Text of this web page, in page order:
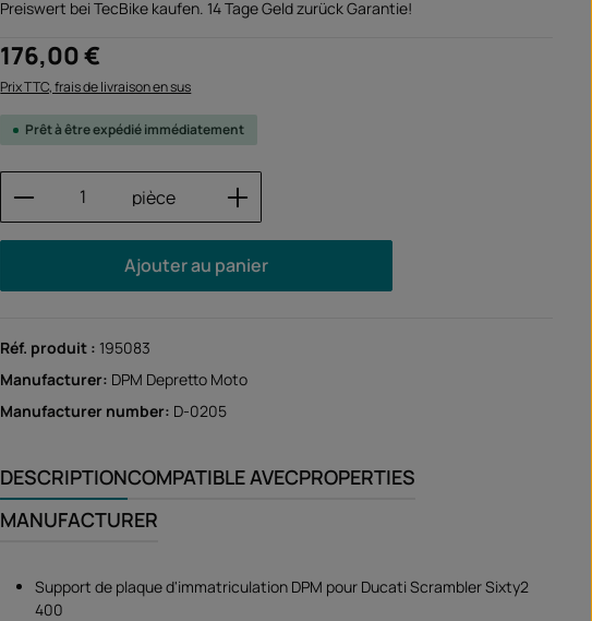
Preiswert bei TecBike kaufen. 14 Tage Geld zurück Garantie!
Prix régulier :
176,00 €
Prix TTC, frais de livraison en sus
Prêt à être expédié immédiatement
Quantité de produit : Entrez la quantité
pièce
Ajouter au panier
Réf. produit : 195083
Manufacturer: DPM Depretto Moto
Manufacturer number: D-0205
DESCRIPTIONCOMPATIBLE AVECPROPERTIES
MANUFACTURER
Support de plaque d'immatriculation DPM pour Ducati Scrambler Sixty2
400